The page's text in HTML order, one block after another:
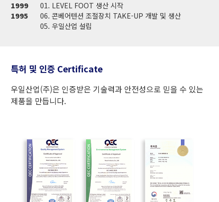
1999
01. LEVEL FOOT 생산 시작
1995
06. 콘베어텐션 조절장치 TAKE-UP 개발 및 생산
05. 우일산업 설립
특허 및 인증 Certificate
우일산업(주)은 인증받은 기술력과 안전성으로 믿을 수 있는
제품을 만듭니다.